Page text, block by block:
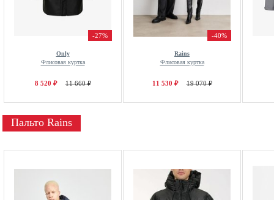
-27%
Only
Флисовая куртка
8 520 ₽ 11 660 ₽
-40%
Rains
Флисовая куртка
11 530 ₽ 19 070 ₽
Пальто Rains